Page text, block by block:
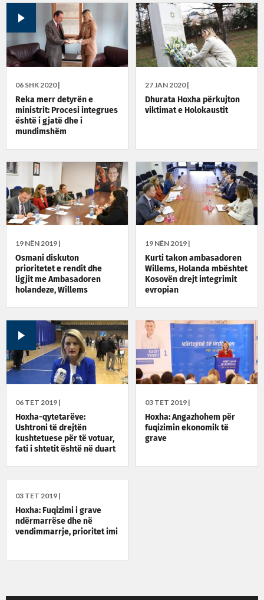
06 SHK 2020 |
Reka merr detyrën e
ministrit: Procesi integrues
është i gjatë dhe i
mundimshëm
27 JAN 2020 |
Dhurata Hoxha përkujton
viktimat e Holokaustit
19 NËN 2019 |
Osmani diskuton
prioritetet e rendit dhe
ligjit me Ambasadoren
holandeze, Willems
19 NËN 2019 |
Kurti takon ambasadoren
Willems, Holanda mbështet
Kosovën drejt integrimit
evropian
06 TET 2019 |
Hoxha-qytetarëve:
Ushtroni të drejtën
kushtetuese për të votuar,
fati i shtetit është në duart
03 TET 2019 |
Hoxha: Angazhohem për
fuqizimin ekonomik të
grave
03 TET 2019 |
Hoxha: Fuqizimi i grave
ndërmarrëse dhe në
vendimmarrje, prioritet imi